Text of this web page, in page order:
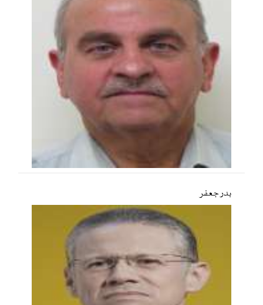
بدر جعفر